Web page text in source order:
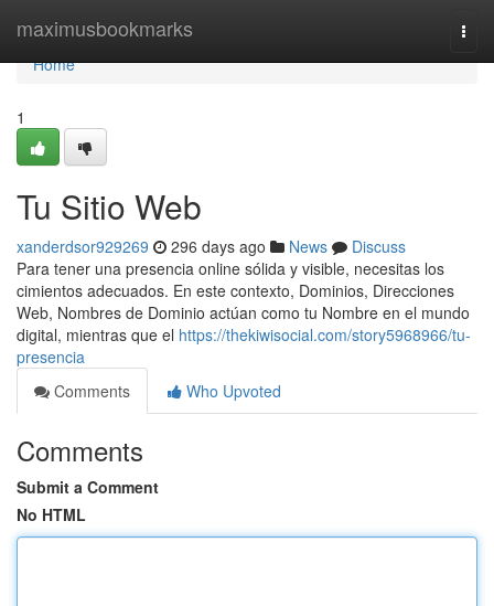
maximusbookmarks
Home
Home
1
Tu Sitio Web
xanderdsor929269 296 days ago News
Discuss
Para tener una presencia online sólida y visible, necesitas los
cimientos adecuados. En este contexto, Dominios, Direcciones
Web, Nombres de Dominio actúan como tu Nombre en el mundo
digital, mientras que el https://thekiwisocial.com/story5968966/tu-
presencia
Comments
Who Upvoted
Comments
Submit a Comment
No HTML